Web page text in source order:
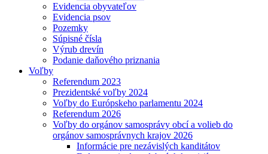
Evidencia obyvateľov
Evidencia psov
Pozemky
Súpisné čísla
Výrub drevín
Podanie daňového priznania
Voľby
Referendum 2023
Prezidentské voľby 2024
Voľby do Európskeho parlamentu 2024
Referendum 2026
Voľby do orgánov samosprávy obcí a volieb do
orgánov samosprávnych krajov 2026
Informácie pre nezávislých kanditátov